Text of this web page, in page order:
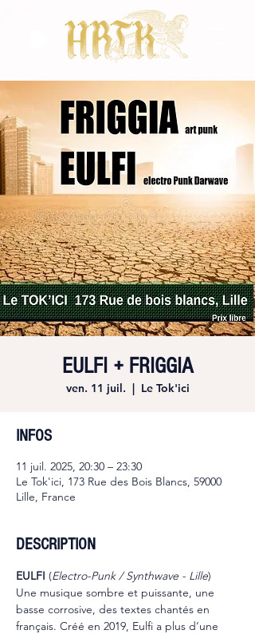
EULFI + FRIGGIA
ven. 11 juil.
  |
Le Tok'ici
INFOS
11 juil. 2025, 20:30 – 23:30
Le Tok'ici, 173 Rue des Bois Blancs, 59000
Lille, France
DESCRIPTION
EULFI (Electro-Punk / Synthwave - Lille)
Une musique sombre et puissante, une
basse corrosive, des textes chantés en
français. Créé en 2019, Eulfi a plus d‘une